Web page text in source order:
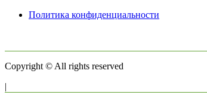
Политика конфиденциальности
Copyright © All rights reserved
|